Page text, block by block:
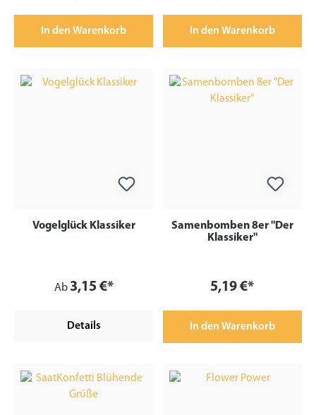
In den Warenkorb In den Warenkorb
Vogelglück Klassiker
Ab 3,15 €*
Details
Samenbomben 8er "Der
Klassiker"
5,19 €*
In den Warenkorb